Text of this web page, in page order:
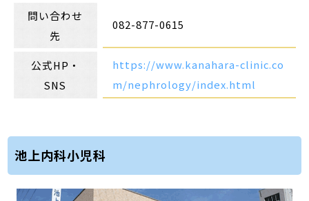
問い合わせ
先
082-877-0615
公式HP・
SNS
https://www.kanahara-clinic.co
m/nephrology/index.html
池上内科小児科